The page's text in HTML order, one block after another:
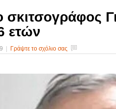
σκιτσογράφος
ετών
Γράψτε το σχόλιο σας